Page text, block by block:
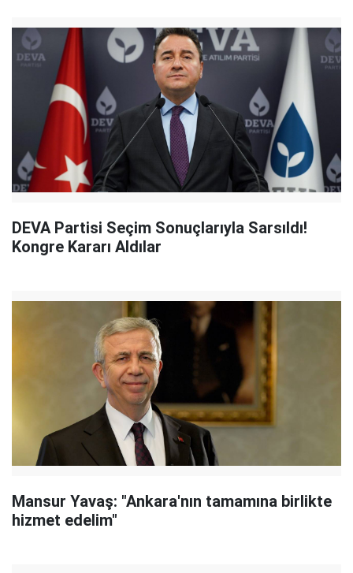
DEVA Partisi Seçim Sonuçlarıyla Sarsıldı!
Kongre Kararı Aldılar
Mansur Yavaş: "Ankara'nın tamamına birlikte
hizmet edelim"